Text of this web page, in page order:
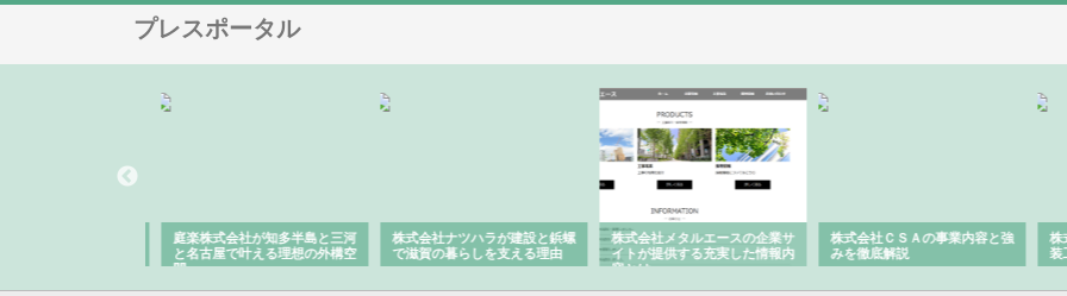
プレスポータル
庭楽株式会社が知多半島と三河
と名古屋で叶える理想の外構空
間
株式会社ナツハラが建設と鋲螺
で滋賀の暮らしを支える理由
株式会社メタルエースの企業サ
イトが提供する充実した情報内
容とは
株式会社ＣＳＡの事業内容と強
みを徹底解説
株
装